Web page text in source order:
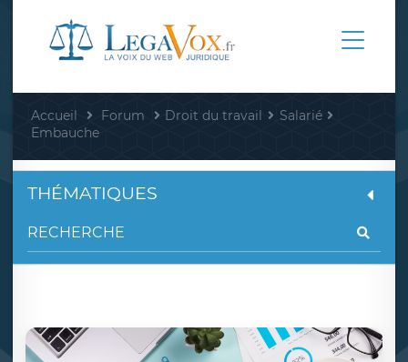
Accueil Forum Droit du travail
Salarié
Embauche
THÉMATIQUES